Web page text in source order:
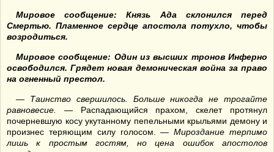
Мировое сообщение: Князь Ада склонился перед
Смертью. Пламенное сердце апостола потухло, чтобы
возродиться.
Мировое сообщение: Один из высших тронов Инферно
освободился. Грядет новая демоническая война за право
на огненный престол.
— Таинство свершилось. Больше никогда не трогайте
равновесие. — Распадающийся прахом, скелет протянул
почерневшую косу укутанному пепельными крыльями демону и
произнес теряющим силу голосом. —Мироздание терпимо
лишь к простым гостям, но цена ошибок апостолов